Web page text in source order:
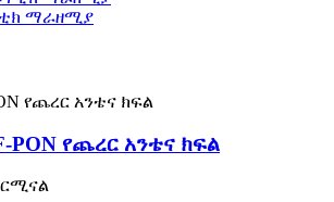
ማራዘሚያ
PON የጨረር አንቴና ክፍል